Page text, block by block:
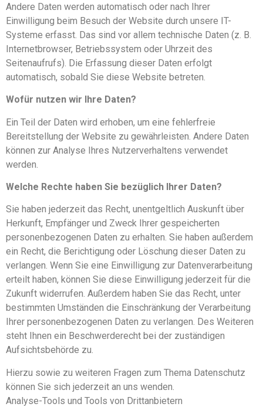
Andere Daten werden automatisch oder nach Ihrer
Einwilligung beim Besuch der Website durch unsere IT-
Systeme erfasst. Das sind vor allem technische Daten (z. B.
Internetbrowser, Betriebssystem oder Uhrzeit des
Seitenaufrufs). Die Erfassung dieser Daten erfolgt
automatisch, sobald Sie diese Website betreten.
Wofür nutzen wir Ihre Daten?
Ein Teil der Daten wird erhoben, um eine fehlerfreie
Bereitstellung der Website zu gewährleisten. Andere Daten
können zur Analyse Ihres Nutzerverhaltens verwendet
werden.
Welche Rechte haben Sie bezüglich Ihrer Daten?
Sie haben jederzeit das Recht, unentgeltlich Auskunft über
Herkunft, Empfänger und Zweck Ihrer gespeicherten
personenbezogenen Daten zu erhalten. Sie haben außerdem
ein Recht, die Berichtigung oder Löschung dieser Daten zu
verlangen. Wenn Sie eine Einwilligung zur Datenverarbeitung
erteilt haben, können Sie diese Einwilligung jederzeit für die
Zukunft widerrufen. Außerdem haben Sie das Recht, unter
bestimmten Umständen die Einschränkung der Verarbeitung
Ihrer personenbezogenen Daten zu verlangen. Des Weiteren
steht Ihnen ein Beschwerderecht bei der zuständigen
Aufsichtsbehörde zu.
Hierzu sowie zu weiteren Fragen zum Thema Datenschutz
können Sie sich jederzeit an uns wenden.
Analyse-Tools und Tools von Dritt­anbietern